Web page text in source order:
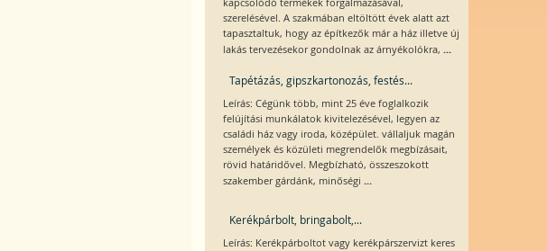
kapcsolódó termékek forgalmazásával,
szerelésével. A szakmában eltöltött évek alatt azt
tapasztaltuk, hogy az építkezők már a ház illetve új
lakás tervezésekor gondolnak az árnyékolókra, ...
Tapétázás, gipszkartonozás, festés...
Leírás: Cégünk több, mint 25 éve foglalkozik
felújítási munkálatok kivitelezésével, legyen az
családi ház vagy iroda, középület. vállaljuk magán
személyek és közületi megrendelők megbízásait,
rövid határidővel. Megbízható, összeszokott
szakember gárdánk, minőségi ...
Kerékpárbolt, bringabolt,...
Leírás: Kerékpárboltot vagy kerékpárszervizt keres